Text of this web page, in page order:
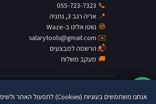
📞
055-723-7323
📍 אריה רגב 3, נתניה
🧭 נווטו אלינו ב-Waze
✉️
salarytools@gmail.com
📬הרשמה למבצעים
🚚 מעקב משלוח
אנחנו משתמשים בעוגיות (Cookies) לתפעול האתר ולשיפור חוויית הגלישה.